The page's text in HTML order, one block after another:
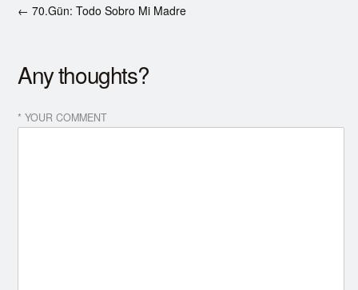
← 70.Gün: Todo Sobro Mi Madre
Any thoughts?
* YOUR COMMENT